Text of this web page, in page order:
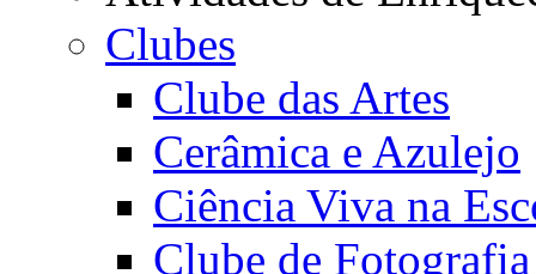
Clubes
Clube das Artes
Cerâmica e Azulejo
Ciência Viva na
Clube de Fotografia